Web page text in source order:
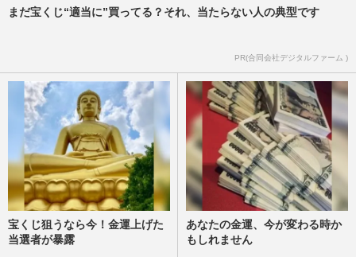
まだ宝くじ“適当に”買ってる？それ、当たらない人の典型です
PR(合同会社デジタルファーム )
宝くじ狙うなら今！金運上げた
当選者が暴露
あなたの金運、今が変わる時か
もしれません